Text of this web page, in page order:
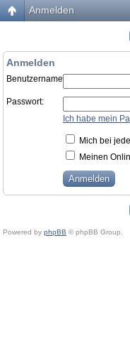
Anmelden
Anmelden
Benutzername:
Passwort:
Ich habe mein
Mich bei
Meinen
Powered by phpBB © phpBB Group.